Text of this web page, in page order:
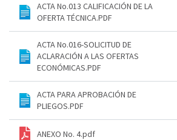
ACTA No.013 CALIFICACIÓN DE LA
OFERTA TÉCNICA.PDF
ACTA No.016-SOLICITUD DE
ACLARACIÓN A LAS OFERTAS
ECONÓMICAS.PDF
ACTA PARA APROBACIÓN DE
PLIEGOS.PDF
ANEXO No. 4.pdf